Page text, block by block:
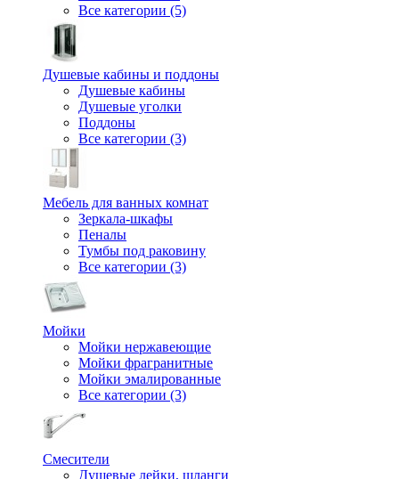
Все категории (5)
Душевые кабины и поддоны
Душевые кабины
Душевые уголки
Поддоны
Все категории (3)
Мебель для ванных комнат
Зеркала-шкафы
Пеналы
Тумбы под раковину
Все категории (3)
Мойки
Мойки нержавеющие
Мойки фрагранитные
Мойки эмалированные
Все категории (3)
Смесители
Душевые лейки, шланги